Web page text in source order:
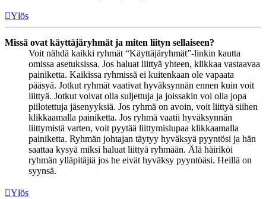
Ylös
Missä ovat käyttäjäryhmät ja miten liityn sellaiseen?
Voit nähdä kaikki ryhmät “Käyttäjäryhmät”-linkin kautta
omissa asetuksissa. Jos haluat liittyä yhteen, klikkaa vastaavaa
painiketta. Kaikissa ryhmissä ei kuitenkaan ole vapaata
pääsyä. Jotkut ryhmät vaativat hyväksynnän ennen kuin voit
liittyä. Jotkut voivat olla suljettuja ja joissakin voi olla jopa
piilotettuja jäsenyyksiä. Jos ryhmä on avoin, voit liittyä siihen
klikkaamalla painiketta. Jos ryhmä vaatii hyväksynnän
liittymistä varten, voit pyytää liittymislupaa klikkaamalla
painiketta. Ryhmän johtajan täytyy hyväksyä pyyntösi ja hän
saattaa kysyä miksi haluat liittyä ryhmään. Älä häiriköi
ryhmän ylläpitäjiä jos he eivät hyväksy pyyntöäsi. Heillä on
syynsä.
Ylös